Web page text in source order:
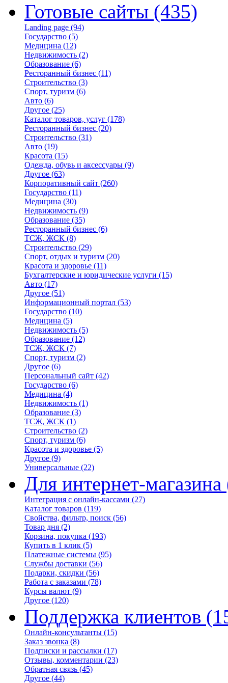
Готовые сайты (435)
Landing page (94)
Государство (5)
Медицина (12)
Недвижимость (2)
Образование (6)
Ресторанный бизнес (11)
Строительство (3)
Спорт, туризм (6)
Авто (6)
Другое (25)
Каталог товаров, услуг (178)
Ресторанный бизнес (20)
Строительство (31)
Авто (19)
Красота (15)
Одежда, обувь и аксессуары (9)
Другое (63)
Корпоративный сайт (260)
Государство (11)
Медицина (30)
Недвижимость (9)
Образование (35)
Ресторанный бизнес (6)
ТСЖ, ЖСК (8)
Строительство (29)
Спорт, отдых и туризм (20)
Красота и здоровье (11)
Бухгалтерские и юридические услуги (15)
Авто (17)
Другое (51)
Информационный портал (53)
Государство (10)
Медицина (5)
Недвижимость (5)
Образование (12)
ТСЖ, ЖСК (7)
Спорт, туризм (2)
Другое (6)
Персональный сайт (42)
Государство (6)
Медицина (4)
Недвижимость (1)
Образование (3)
ТСЖ, ЖСК (1)
Строительство (2)
Спорт, туризм (6)
Красота и здоровье (5)
Другое (9)
Универсальные (22)
Для интернет-магазина
Интеграция с онлайн-кассами (27)
Каталог товаров (119)
Свойства, фильтр, поиск (56)
Товар дня (2)
Корзина, покупка (193)
Купить в 1 клик (5)
Платежные системы (95)
Службы доставки (56)
Подарки, скидки (56)
Работа с заказами (78)
Курсы валют (9)
Другое (120)
Поддержка клиентов
Онлайн-консультанты (15)
Заказ звонка (8)
Подписки и рассылки (17)
Отзывы, комментарии (23)
Обратная связь (45)
Другое (44)